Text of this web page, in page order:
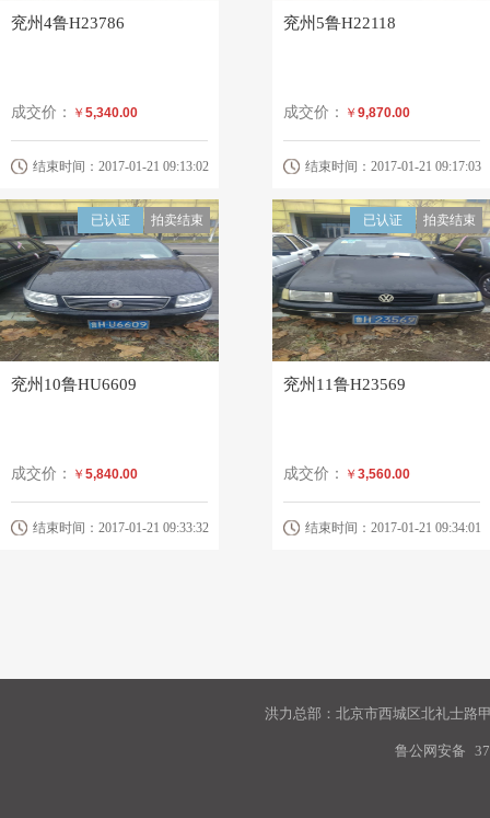
兖州4鲁H23786
成交价： ￥ 5,340.00
结束时间：2017-01-21 09:13:02
兖州5鲁H22118
成交价： ￥ 9,870.00
结束时间：2017-01-21 09:17:03
拍卖结束
已认证
兖州10鲁HU6609
成交价： ￥ 5,840.00
结束时间：2017-01-21 09:33:32
拍卖结束
已认证
兖州11鲁H23569
成交价： ￥ 3,560.00
结束时间：2017-01-21 09:34:01
洪力总部：北京市西城区北礼士路
鲁公网安备